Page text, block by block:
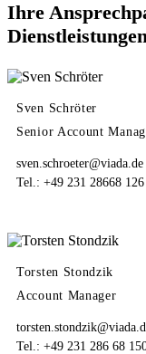
Ihre
Sven Schröter
Senior Account
sven.schroeter@viada.de
Tel.: +49 231 28668 126
Torsten Stondzik
Account Manager
Tel.: +49 231 286 68